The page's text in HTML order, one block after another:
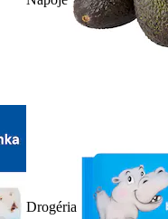
Drogéria